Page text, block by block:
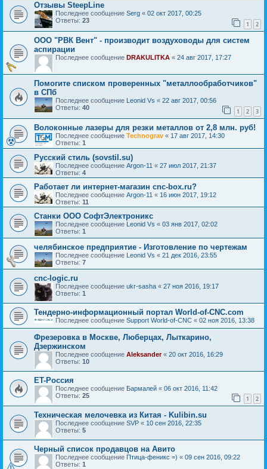
Отзывы SteepLine
Последнее сообщение Serg « 02 окт 2017, 00:25
Ответы: 23 1 2
ООО "РВК Вент" - производит воздуховоды для систем
аспирации
Последнее сообщение DRAKULITKA « 24 авг 2017, 17:27
Помогите списком проверенных "металлообработчиков"
в СПб
Последнее сообщение Leonid Vs « 22 авг 2017, 00:56
Ответы: 40 1 2 3
Волоконные лазеры для резки металлов от 2,8 млн. руб!
Последнее сообщение Technograv « 17 авг 2017, 14:30
Ответы: 1
Русский стиль (sovstil.su)
Последнее сообщение Argon-11 « 27 июл 2017, 21:37
Ответы: 4
Работает ли интернет-магазин cnc-box.ru?
Последнее сообщение Argon-11 « 16 июн 2017, 19:12
Ответы: 11
Станки ООО СофтЭлектроникс
Последнее сообщение Leonid Vs « 03 янв 2017, 02:02
Ответы: 1
челябинское предприятие - Изготовление по чертежам
Последнее сообщение Leonid Vs « 21 дек 2016, 23:55
Ответы: 7
cnc-logic.ru
Последнее сообщение ukr-sasha « 27 ноя 2016, 19:17
Ответы: 1
Тендерно-информационный портал World-of-CNC.com
Последнее сообщение Support World-of-CNC « 02 ноя 2016, 13:38
Фрезеровка в Москве, Люберцах, Лыткарино,
Дзержинском
Последнее сообщение Aleksander« 20 окт 2016, 16:29
Ответы: 10
ET-Россия
Последнее сообщение Бармалей « 06 окт 2016, 11:42
Ответы: 25 1 2
Техническая мелочевка из Китая - Kulibin.su
Последнее сообщение SVP « 10 сен 2016, 22:35
Ответы: 5
Черный список продавцов на Авито
Последнее сообщение Птица-феникс =) « 09 сен 2016, 09:22
Ответы: 1